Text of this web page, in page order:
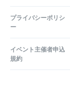
プライバシーポリシ
ー
イベント主催者申込
規約